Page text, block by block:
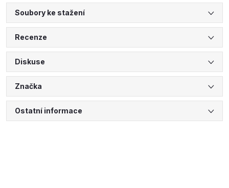
Soubory ke stažení
Recenze
Diskuse
Značka
Ostatní informace